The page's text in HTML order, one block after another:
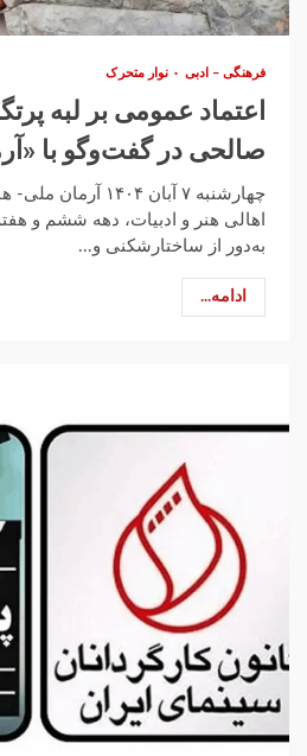
فرهنگی – ادبی نوار متحرک
اعتماد عمومی بر لبه‌
صالحی در گفت‌وگو با
چهارشنبه ۷ آبان
اهالی هنر و ادبیات، دهه‌ ششم و
به‌دور از ساختارشکنی و...
ادامه...